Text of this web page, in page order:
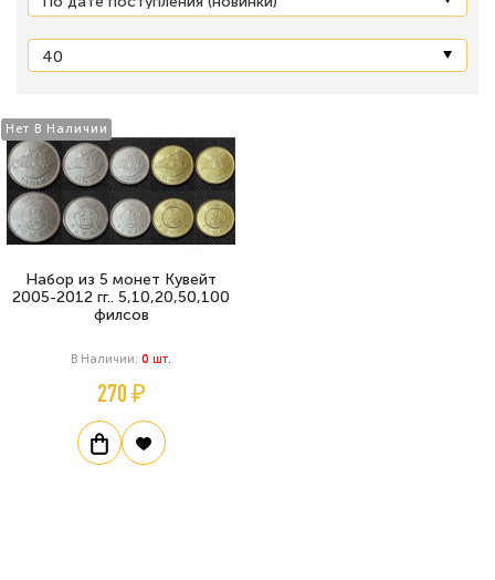
Нет В Наличии
Набор из 5 монет Кувейт
2005-2012 гг.. 5,10,20,50,100
филсов
В Наличии: 0 Шт.
270 ₽